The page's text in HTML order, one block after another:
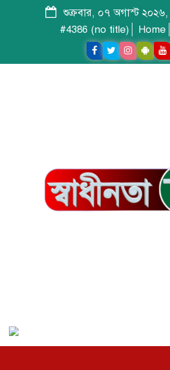
শুক্রবার, ০৭ অগাস্ট
#4386 (no title)
Home